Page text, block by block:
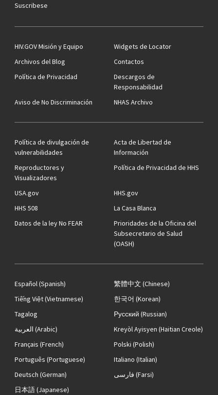
Suscribese
HIV.GOV Misión y Equipo
Widgets de Locator
Archivos del Blog
Contactos
Política de Privacidad
Descargos de
Responsabilidad
Aviso de No Discriminación
NHAS Archivo
Política de divulgación de
vulnerabilidades
Acta de Libertad de
Información
Reproductores y
Visualizadores
Política de Privacidad de HHS
USA.gov
HHS.gov
HHS 508
La Casa Blanca
Datos de la ley No FEAR
Prioridades de la Oficina del
Subsecretario de Salud
(OASH)
Español (Spanish) 繁體中文 (Chinese)
Tiếng Việt(Vietnamese) 한국어 (Korean)
Tagalog
Русский (Russian)
العربية (Arabic) Kreyòl Ayisyen (Haitian Creole)
Français (French) Polski (Polish)
Português (Portuguese) Italiano (Italian)
Deutsch (German) فارسی (Farsi)
日本語(Japanese)